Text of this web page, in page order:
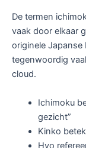
De termen
vaak door elkaar
originele
tegenwoordig
cloud.
Ichimoku
gezicht”
Kinko
Hyo